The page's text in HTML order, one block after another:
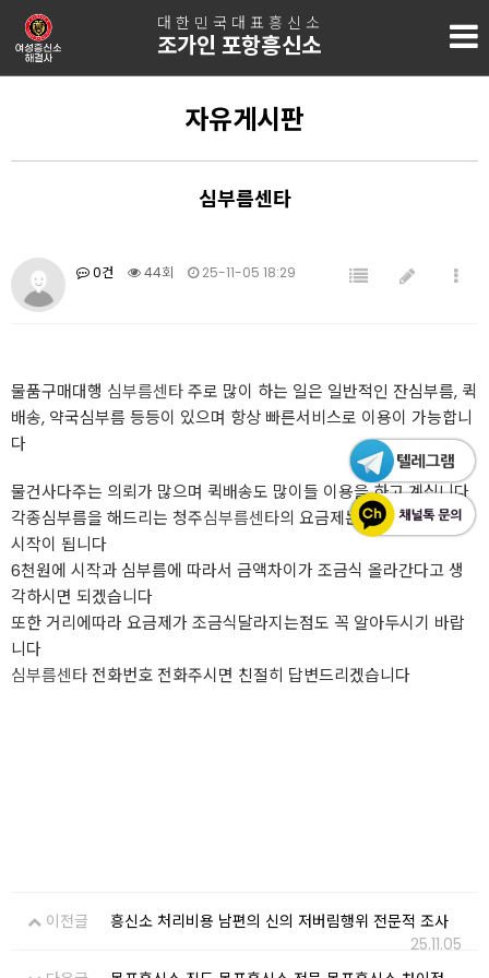
대한민국대표흥신소
조가인 포항흥신소
자유게시판
심부름센타
0건 44회 25-11-05 18:29
물품구매대행 심부름센타주로 많이 하는 일은 일반적인 잔심부름, 퀵
배송, 약국심부름 등등이 있으며 항상 빠른서비스로 이용이 가능합니
다
물건사다주는 의뢰가 많으며 퀵배송도 많이들 이용을 하고 계십니다
각종심부름을 해드리는 청주심부름센타의 요금제는 기본6천원부터
시작이 됩니다
6천원에 시작과 심부름에 따라서 금액차이가 조금식 올라간다고 생
각하시면 되겠습니다
또한 거리에따라 요금제가 조금식달라지는점도 꼭 알아두시기 바랍
니다
심부름센타 전화번호 전화주시면 친절히 답변드리겠습니다
이전글
흥신소 처리비용 남편의 신의 저버림행위 전문적 조사
25.11.05